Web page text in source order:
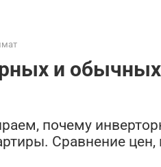
и обычных
почему
Сравнение